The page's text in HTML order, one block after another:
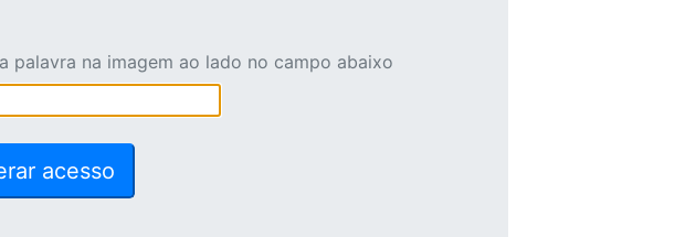
palavra na imagem ao lado no campo abaixo